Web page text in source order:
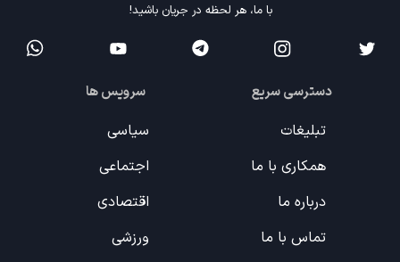
با ما، هر لحظه در جریان باشید!
دسترسی سریع
تبلیغات
همکاری با ما
درباره ما
تماس با ما
سرویس ها
سیاسی
اجتماعی
اقتصادی
ورزشی